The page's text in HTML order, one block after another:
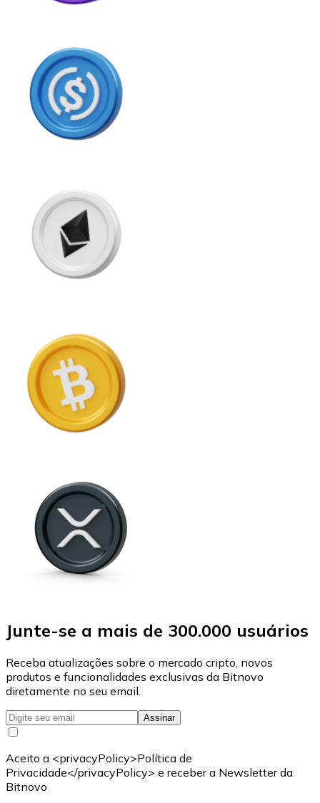
Junte-se a mais de 300.000 usuários
Receba atualizações sobre o mercado cripto, novos
produtos e funcionalidades exclusivas da Bitnovo
diretamente no seu email.
Assinar
Aceito a <privacyPolicy>Política de
Privacidade</privacyPolicy> e receber a Newsletter da
Bitnovo